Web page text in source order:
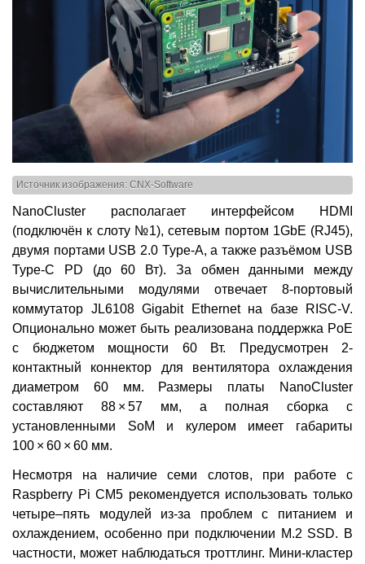
Источник изображения: CNX-Software
NanoCluster располагает интерфейсом HDMI
(подключён к слоту №1), сетевым портом 1GbE (RJ45),
двумя портами USB 2.0 Type-A, а также разъёмом USB
Type-C PD (до 60 Вт). За обмен данными между
вычислительными модулями отвечает 8-портовый
коммутатор JL6108 Gigabit Ethernet на базе RISC-V.
Опционально может быть реализована поддержка PoE
с бюджетом мощности 60 Вт. Предусмотрен 2-
контактный коннектор для вентилятора охлаждения
диаметром 60 мм. Размеры платы NanoCluster
составляют 88 × 57 мм, а полная сборка с
установленными SoM и кулером имеет габариты
100 × 60 × 60 мм.
Несмотря на наличие семи слотов, при работе с
Raspberry Pi CM5 рекомендуется использовать только
четыре–пять модулей из-за проблем с питанием и
охлаждением, особенно при подключении M.2 SSD. В
частности, может наблюдаться троттлинг. Мини-кластер